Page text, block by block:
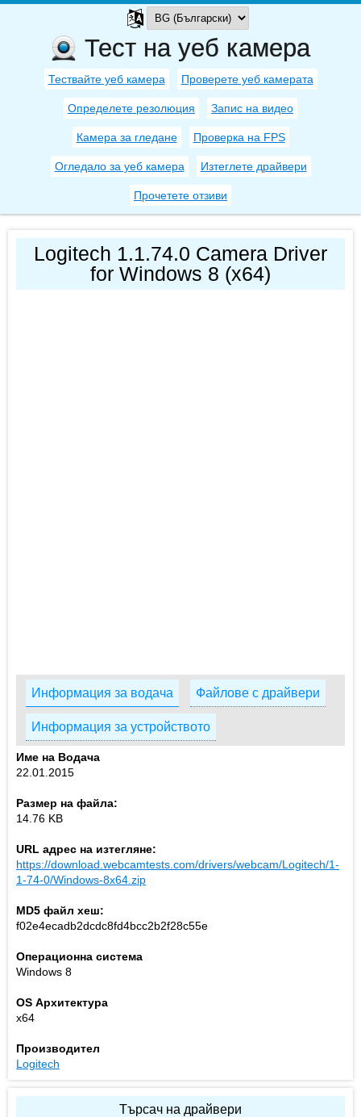
Тест на уеб камера
Тествайте уеб камера Проверете уеб камерата
Определете резолюция Запис на видео
Камера за гледане Проверка на FPS
Огледало за уеб камера Изтеглете драйвери
Прочетете отзиви
Logitech 1.1.74.0 Camera Driver
for Windows 8 (x64)
Информация за водача Файлове с драйвери
Информация за устройството
Име на Водача
22.01.2015
Размер на файла:
14.76 KB
URL адрес на изтегляне:
https://download.webcamtests.com/drivers/webcam/Logitech/1-
1-74-0/Windows-8x64.zip
MD5 файл хеш:
f02e4ecadb2dcdc8fd4bcc2b2f28c55e
Операционна система
Windows 8
OS Архитектура
x64
Производител
Logitech
Търсач на драйвери